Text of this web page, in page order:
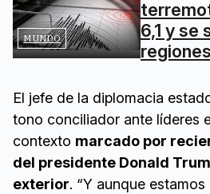
MUNDO
6,1 y se
regiones
El jefe de la diplomacia
tono conciliador ante líderes
contexto marcado por
del presidente Donald
exterior. “Y aunque